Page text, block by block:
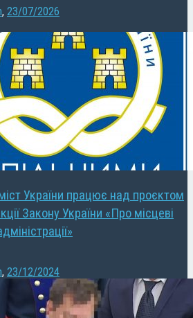
, 23/07/2026
України працює над проєктом
Закону України «Про місцеві
, 23/12/2024